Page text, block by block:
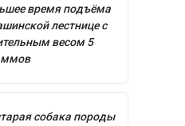
время подъёма
лестнице с
весом 5
собака породы